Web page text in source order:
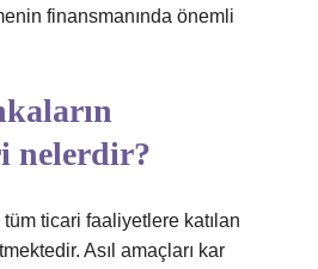
finansmanında önemli
nelerdir?
tüm ticari faaliyetlere katılan
Asıl amaçları kar